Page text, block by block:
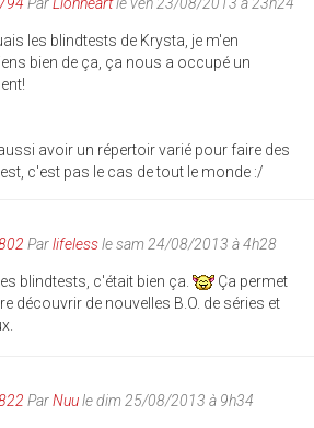
les blindtests de Krysta, je m'en
bien de ça, ça nous a occupé un
avoir un répertoir varié pour faire des
c'est pas le cas de tout le monde :/
Parlifelessle sam 24/08/2013 à 4h28
blindtests, c'était bien ça.
Ça permet
découvrir de nouvelles B.O. de séries et
ParNuule dim 25/08/2013 à 9h34